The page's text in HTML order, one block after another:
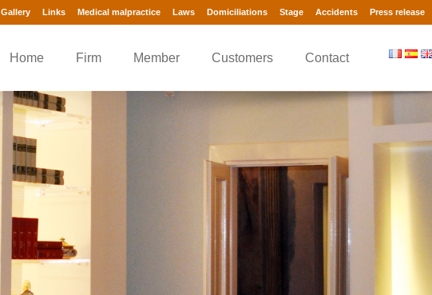
Gallery Links Medical malpractice Laws Domiciliations Stage Accidents Press release
Home Firm Member Customers Contact